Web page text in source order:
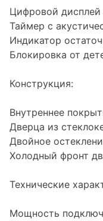
Цифровой
Таймер с
Индикатор
Блокировка от
Конструкция:
Внутреннее
Дверца из
Двойное
Холодный фронт
Технические
Мощность